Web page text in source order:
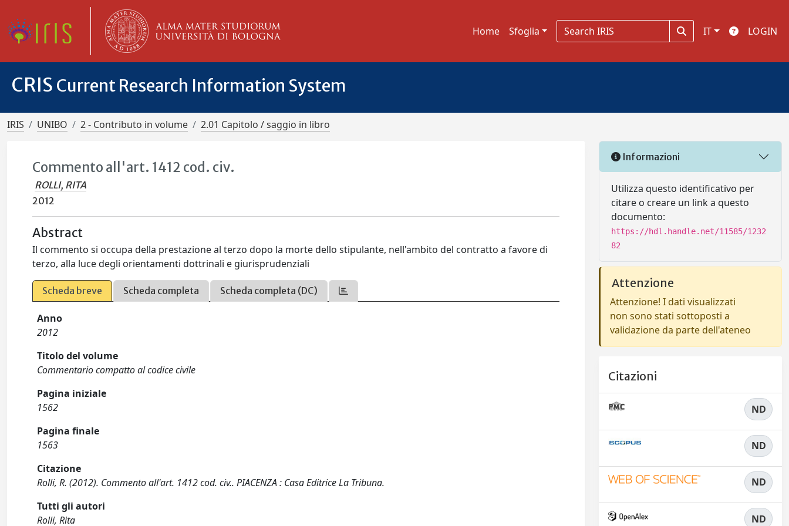
Home Sfoglia IT LOGIN
CRIS Current Research Information System
IRIS UNIBO 2 - Contributo in volume 2.01 Capitolo / saggio in libro
Commento all'art. 1412 cod. civ.
ROLLI, RITA
2012
Abstract
Il commento si occupa della prestazione al terzo dopo la morte dello stipulante, nell'ambito del contratto a favore di
terzo, alla luce degli orientamenti dottrinali e giurisprudenziali
Scheda breve Scheda completa Scheda completa (DC)
Anno
2012
Titolo del volume
Commentario compatto al codice civile
Pagina iniziale
1562
Pagina finale
1563
Citazione
Rolli, R. (2012). Commento all'art. 1412 cod. civ.. PIACENZA : Casa Editrice La Tribuna.
Tutti gli autori
Rolli, Rita
Informazioni
Utilizza questo identificativo per
citare o creare un link a questo
documento:
https://hdl.handle.net/11585/1232
82
Attenzione
Attenzione! I dati visualizzati
non sono stati sottoposti a
validazione da parte dell'ateneo
Citazioni
ND
ND
ND
ND